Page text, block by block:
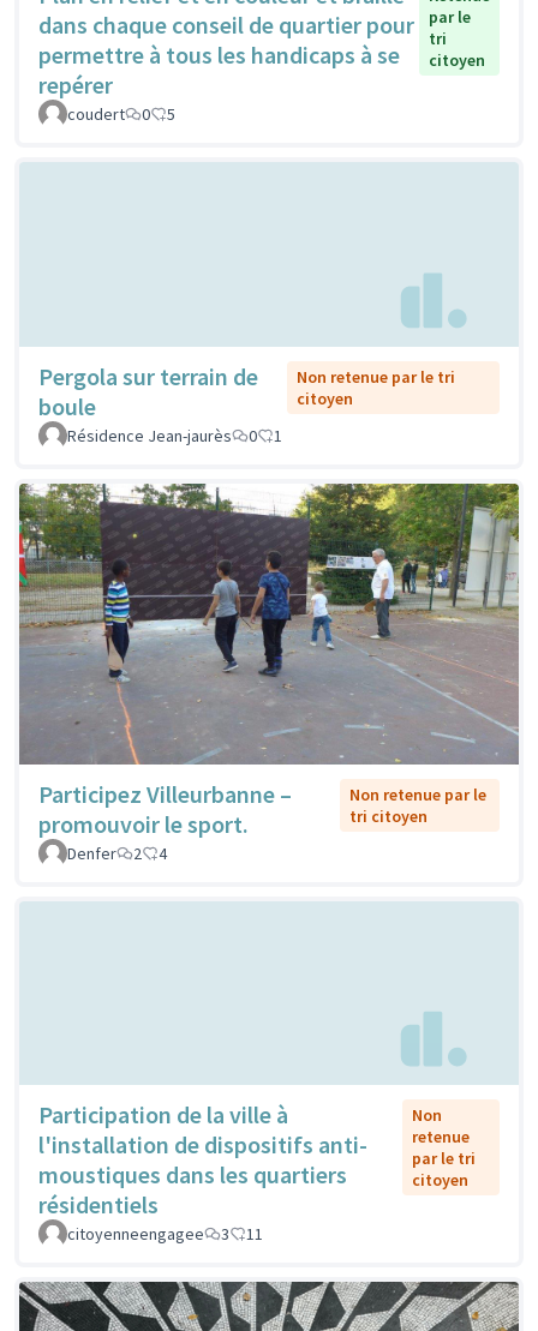
dans chaque conseil de quartier pour
permettre à tous les handicaps à se
repérer
par le
tri
citoyen
coudert 0 5
Pergola sur terrain de
boule
Non retenue par le tri
citoyen
Résidence Jean-jaurès
0 1
Participez Villeurbanne –
promouvoir le sport.
Non retenue par le
tri citoyen
Denfer
2 4
Participation de la ville à
l'installation de dispositifs anti-
moustiques dans les quartiers
résidentiels
Non
retenue
par le tri
citoyen
citoyenneengagee 3 11